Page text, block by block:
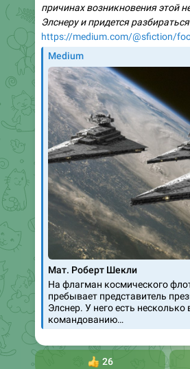
причинах возникновения этой
Элснеру и придется
https://medium.com/@sfiction/
Medium
Мат. Роберт Шекли
На флагман космического
пребывает представитель
Элснер. У него есть несколько
командованию…
26